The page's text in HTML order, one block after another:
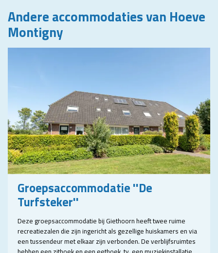
Andere accommodaties van Hoeve
Montigny
Groepsaccommodatie ''De
Turfsteker''
Deze groepsaccommodatie bij Giethoorn heeft twee ruime
recreatiezalen die zijn ingericht als gezellige huiskamers en via
een tussendeur met elkaar zijn verbonden. De verblijfsruimtes